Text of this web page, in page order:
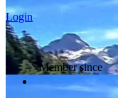
Login
Member since